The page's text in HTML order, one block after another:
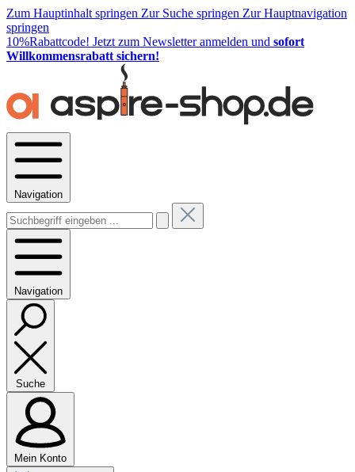
Zum Hauptinhalt springen Zur Suche springen Zur Hauptnavigation
springen
10%Rabattcode! Jetzt zum Newsletter anmelden und sofort
Willkommensrabatt sichern!
Navigation
Navigation
Suche
Mein Konto